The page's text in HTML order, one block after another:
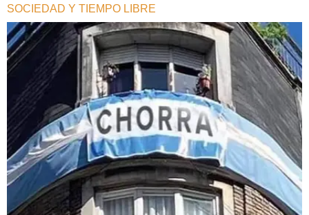
SOCIEDAD Y TIEMPO LIBRE